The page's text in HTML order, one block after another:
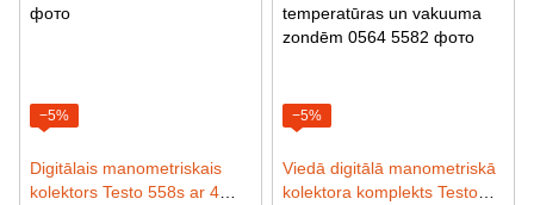
−5%
Digitālais manometriskais
kolektors Testo 558s ar 4
−5%
Viedā digitālā manometriskā
kolektora komplekts Testo